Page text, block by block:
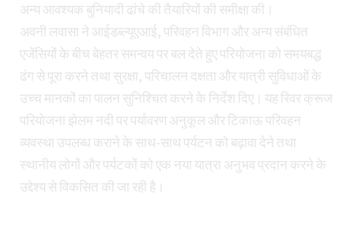
अन्य आवश्यक बुनियादी ढांचे की तैयारियों की समीक्षा की।
अवनी लवासा ने आईडब्ल्यूएआई, परिवहन विभाग और अन्य संबंधित
एजेंसियों के बीच बेहतर समन्वय पर बल देते हुए परियोजना को समयबद्ध
ढंग से पूरा करने तथा सुरक्षा, परिचालन दक्षता और यात्री सुविधाओं के
उच्च मानकों का पालन सुनिश्चित करने के निर्देश दिए। यह रिवर क्रूज
परियोजना झेलम नदी पर पर्यावरण अनुकूल और टिकाऊ परिवहन
व्यवस्था उपलब्ध कराने के साथ-साथ पर्यटन को बढ़ावा देने तथा
स्थानीय लोगों और पर्यटकों को एक नया यात्रा अनुभव प्रदान करने के
उद्देश्य से विकसित की जा रही है।